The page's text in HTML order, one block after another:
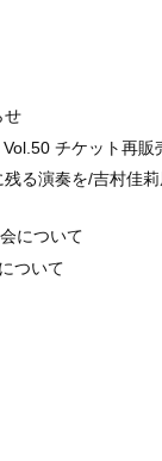
せ
チケット再販
る演奏を/吉村佳
について
ついて